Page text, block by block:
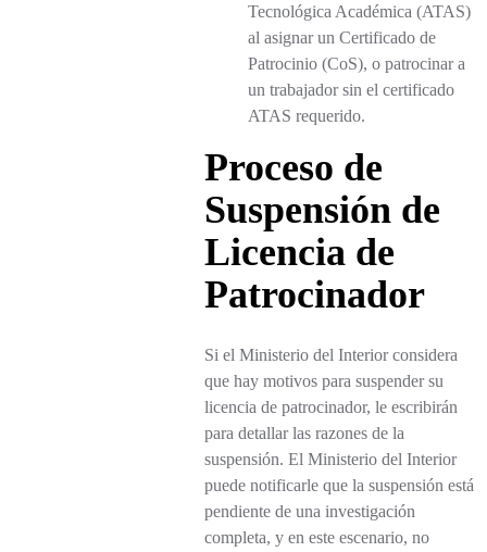
Tecnológica Académica (ATAS)
al asignar un Certificado de
Patrocinio (CoS), o patrocinar a
un trabajador sin el certificado
ATAS requerido.
Proceso de
Suspensión de
Licencia de
Patrocinador
Si el Ministerio del Interior considera
que hay motivos para suspender su
licencia de patrocinador, le escribirán
para detallar las razones de la
suspensión. El Ministerio del Interior
puede notificarle que la suspensión está
pendiente de una investigación
completa, y en este escenario, no